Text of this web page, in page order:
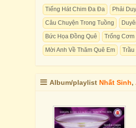
Tiếng Hát Chim Đa Đa Phải
Câu Chuyện Trong Tuồng
Bức Họa Đồng Quê
Trống Cơm
Mời Anh Về Thăm Quê Em
Trầu
Album/playlist Nhất Sinh,